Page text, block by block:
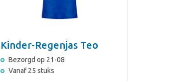
Kinder-Regenjas Teo
Bezorgd op 21-08
Vanaf 25 stuks